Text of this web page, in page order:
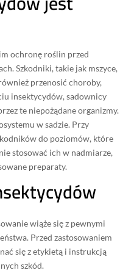
ochronę roślin przed
Szkodniki, takie jak mszyce,
przenosić choroby,
insektycydów, sadownicy
te niepożądane organizmy.
w sadzie. Przy
do poziomów, które
stosować ich w nadmiarze,
preparaty.
wiąże się z pewnymi
Przed zastosowaniem
się z etykietą i instrukcją
szkód.